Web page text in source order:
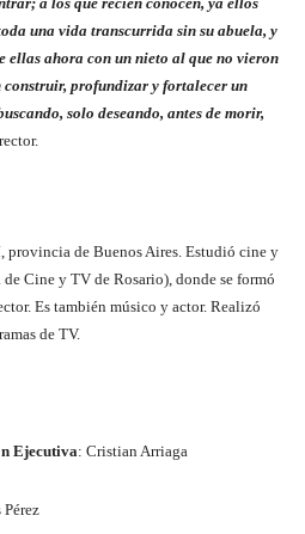
una vida transcurrida sin su abuela, y
ellas ahora con un nieto al que no vieron
construir, profundizar y fortalecer un
solo deseando, antes de morir,
provincia de Buenos Aires. Estudió cine y
Cine y TV de Rosario), donde se formó
Es también músico y actor. Realizó
de TV.
Ejecutiva: Cristian Arriaga
Pérez